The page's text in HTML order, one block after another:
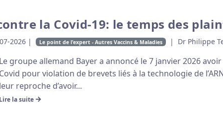
la Covid-19: le temps des
2026 | Le point de l'expert - Autres Vaccins & Maladies | Dr Philippe
Le groupe allemand Bayer a annoncé le 7 janvier 2026
Covid pour violation de brevets liés à la technologie de
leur reproche d’avoir...
Lire la suite